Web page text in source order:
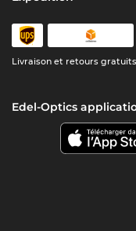
Livraison et retours gratuits
Edel-Optics